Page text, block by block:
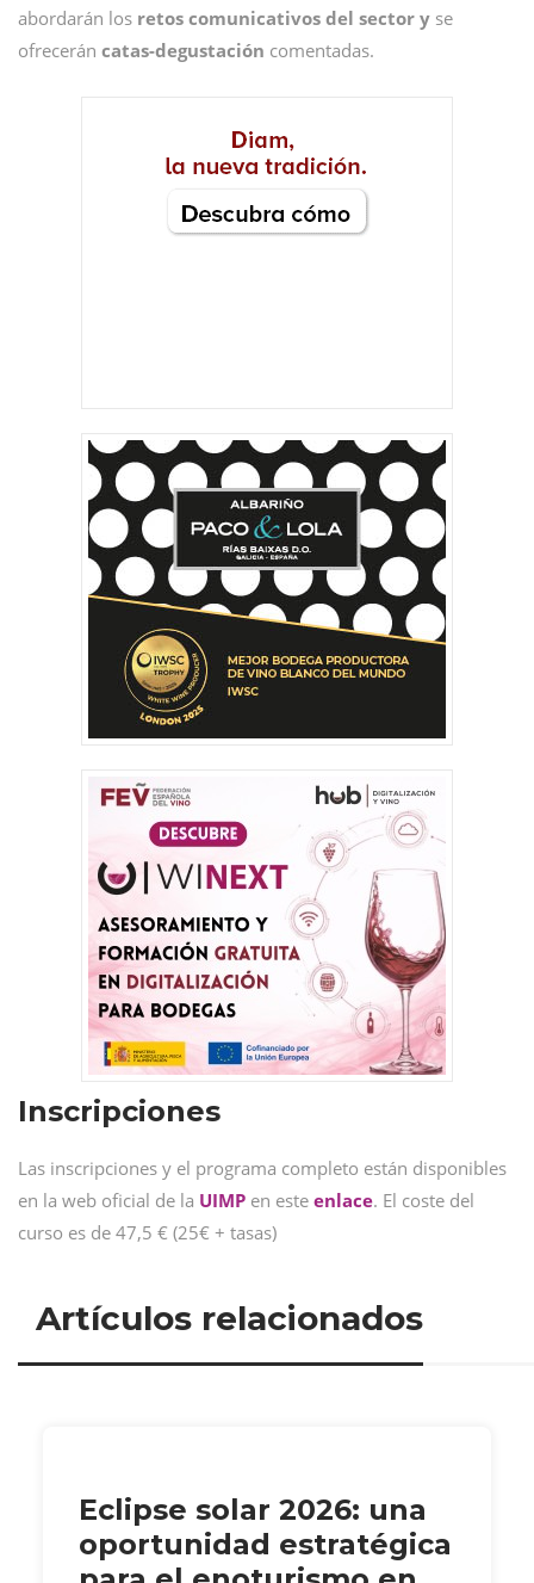
abordarán los retos comunicativos del sector y se
ofrecerán catas-degustación comentadas.
Inscripciones
Las inscripciones y el programa completo están disponibles
en la web oficial de la UIMP en este enlace. El coste del
curso es de 47,5 € (25€ + tasas)
Artículos relacionados
Eclipse solar 2026: una
oportunidad estratégica